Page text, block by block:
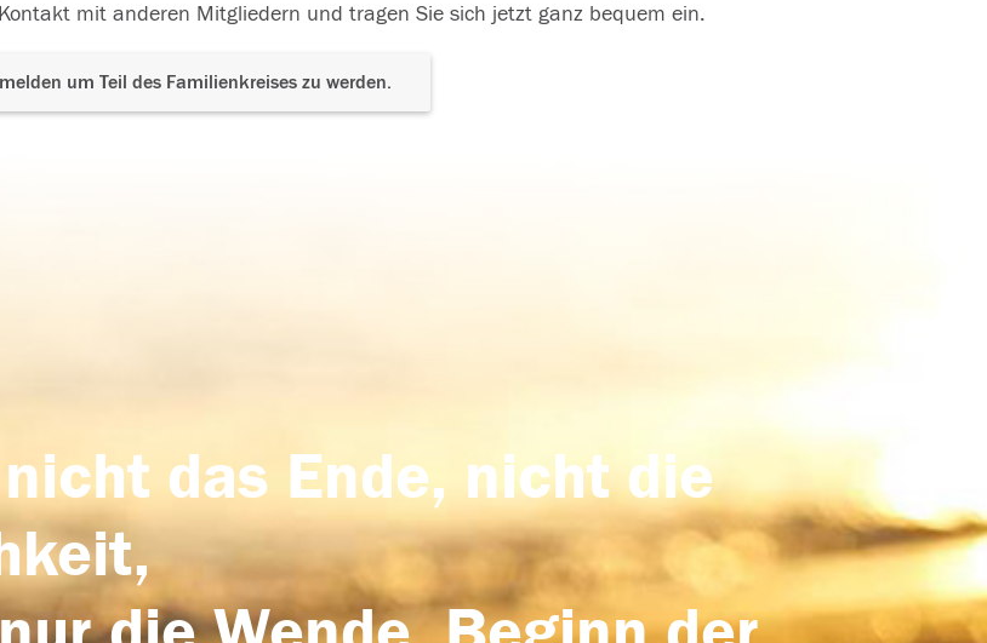
mit anderen Mitgliedern und tragen Sie sich jetzt ganz bequem ein.
um Teil des Familienkreises zu werden.
das Ende, nicht die